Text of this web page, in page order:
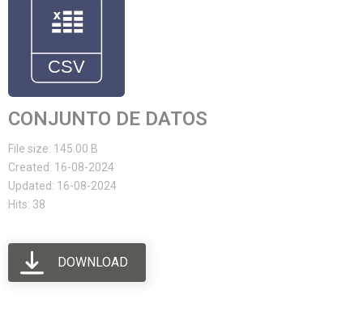
CONJUNTO DE DATOS
File size: 145.00 B
Created: 16-08-2024
Updated: 16-08-2024
Hits: 38
DOWNLOAD